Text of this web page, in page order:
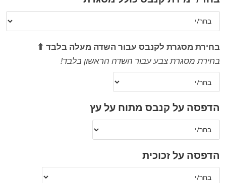
בחירת מסגרת לקנבס עבור השדה מעלה בלבד ⬆
בחירת מסגרת צבע עבור השדה הראשון בלבד!
הדפסה על קנבס מתוח על עץ
הדפסה על זכוכית